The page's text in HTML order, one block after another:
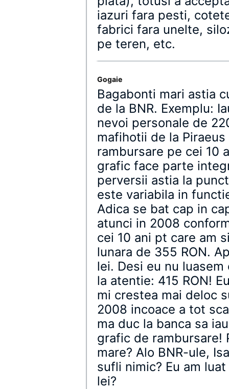
iazuri fara pesti,
fabrici fara unelte,
pe teren, etc.
Gogaie
Bagabonti mari astia
de la BNR. Exemplu:
nevoi personale de
mafihotii de la
rambursare pe cei 10
grafic face parte
perversii astia la
este variabila in
Adica se bat cap in
atunci in 2008
cei 10 ani pt care am
lunara de 355 RON.
lei. Desi eu nu
la atentie: 415 RON!
mi crestea mai deloc
2008 incoace a tot
ma duc la banca sa
grafic de rambursare!
mare? Alo BNR-ule,
sufli nimic? Eu am
lei?